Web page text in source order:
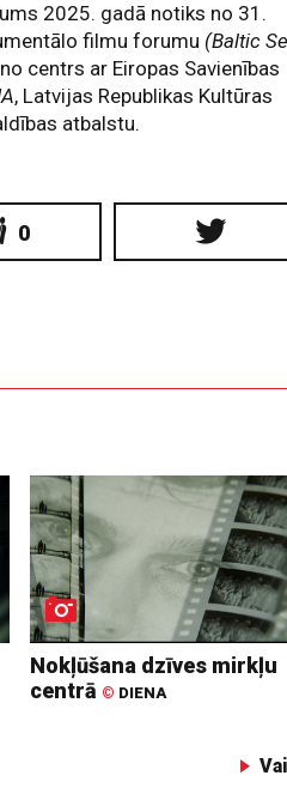
2025. gadā notiks no 31.
filmu forumu (Baltic
centrs ar Eiropas Savienības
, Latvijas Republikas Kultūras
atbalstu.
0
Nokļūšana dzīves mirkļu
centrā © DIENA